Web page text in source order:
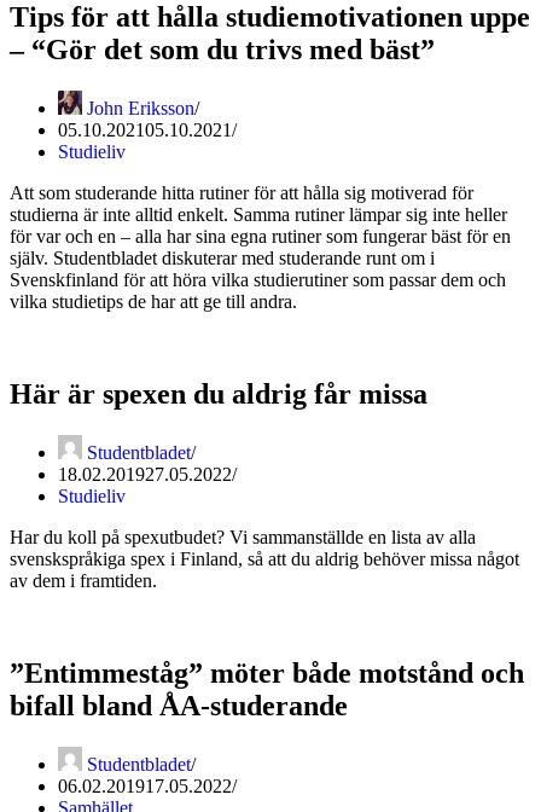
Tips för att hålla studiemotivationen uppe
– “Gör det som du trivs med bäst”
John Eriksson
05.10.202105.10.2021
Studieliv
Att som studerande hitta rutiner för att hålla sig motiverad för
studierna är inte alltid enkelt. Samma rutiner lämpar sig inte heller
för var och en – alla har sina egna rutiner som fungerar bäst för en
själv. Studentbladet diskuterar med studerande runt om i
Svenskfinland för att höra vilka studierutiner som passar dem och
vilka studietips de har att ge till andra.
Här är spexen du aldrig får missa
Studentbladet
18.02.201927.05.2022
Studieliv
Har du koll på spexutbudet? Vi sammanställde en lista av alla
svenskspråkiga spex i Finland, så att du aldrig behöver missa något
av dem i framtiden.
”Entimmeståg” möter både motstånd och
bifall bland ÅA-studerande
Studentbladet
06.02.201917.05.2022
Samhället